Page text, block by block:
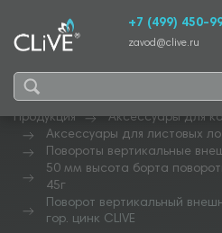
+7 (499) 450-
zavod@clive.ru
Продукция
Аксессуары для
Аксессуары для листовых
Повороты вертикальные
50 мм высота борта
45г
Поворот вертикальный
гор. цинк CLIVE